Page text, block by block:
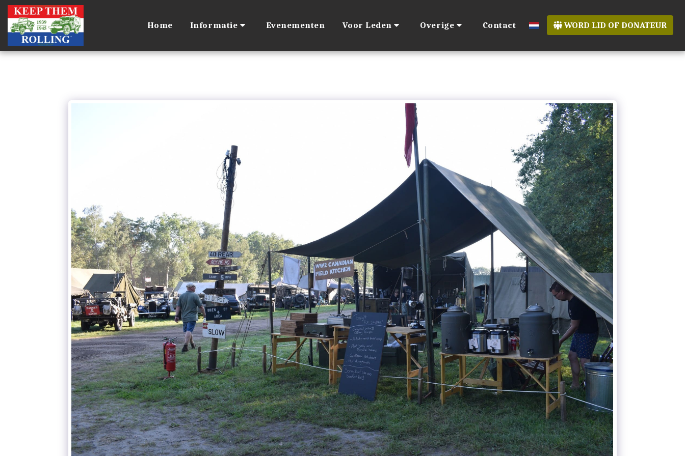
Home Informatie Evenementen Voor Leden Overige Contact WORD LID OF DONATEUR